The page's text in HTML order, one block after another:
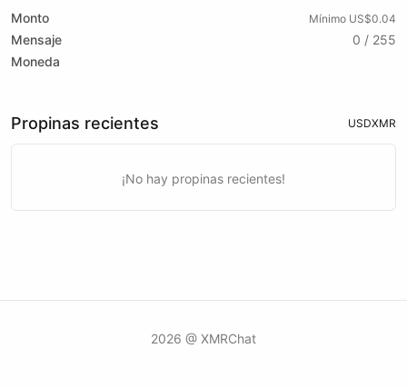
Monto Mínimo US$0.04
Mensaje
0 / 255
Moneda
Propinas recientes USDXMR
¡No hay propinas recientes!
2026 @ XMRChat